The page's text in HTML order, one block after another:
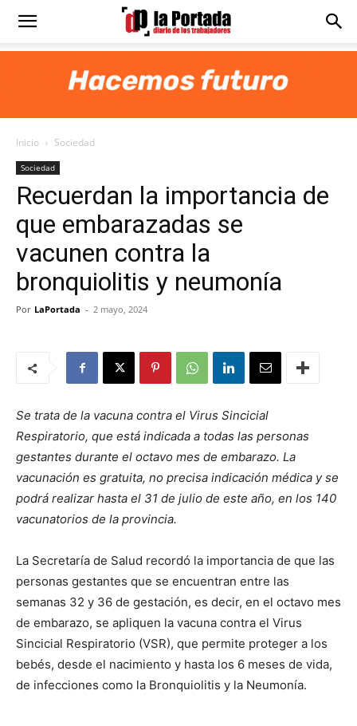
Diario
Portada
Inicio Sociedad
Sociedad
Recuerdan la importancia de
que embarazadas se
vacunen contra la
bronquiolitis y neumonía
Por LaPortada - 2 mayo, 2024
Se trata de la vacuna contra el Virus Sincicial
Respiratorio, que está indicada a todas las personas
gestantes durante el octavo mes de embarazo. La
vacunación es gratuita, no precisa indicación médica y se
podrá realizar hasta el 31 de julio de este año, en los 140
vacunatorios de la provincia.
La Secretaría de Salud recordó la importancia de que las
personas gestantes que se encuentran entre las
semanas 32 y 36 de gestación, es decir, en el octavo mes
de embarazo, se apliquen la vacuna contra el Virus
Sincicial Respiratorio (VSR), que permite proteger a los
bebés, desde el nacimiento y hasta los 6 meses de vida,
de infecciones como la Bronquiolitis y la Neumonía.